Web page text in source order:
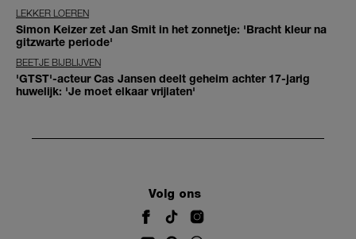
LEKKER LOEREN
Simon Keizer zet Jan Smit in het zonnetje: 'Bracht kleur na
gitzwarte periode'
BEETJE BIJBLIJVEN
'GTST'-acteur Cas Jansen deelt geheim achter 17-jarig
huwelijk: 'Je moet elkaar vrijlaten'
Volg ons